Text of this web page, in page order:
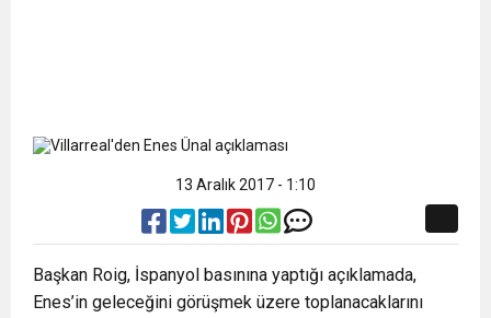
13 Aralık 2017 - 1:10
Başkan Roig, İspanyol basınına yaptığı açıklamada,
Enes’in geleceğini görüşmek üzere toplanacaklarını